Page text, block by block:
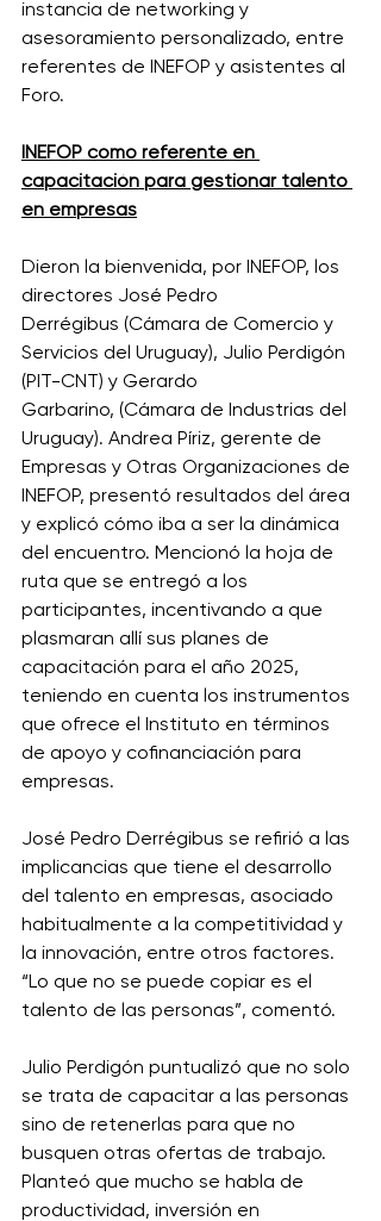
instancia de networking y
asesoramiento personalizado, entre
referentes de INEFOP y asistentes al
Foro.
INEFOP como referente en
capacitación para gestionar talento
en empresas
Dieron la bienvenida, por INEFOP, los
directores José Pedro
Derrégibus (Cámara de Comercio y
Servicios del Uruguay), Julio Perdigón
(PIT-CNT) y Gerardo
Garbarino, (Cámara de Industrias del
Uruguay). Andrea Píriz, gerente de
Empresas y Otras Organizaciones de
INEFOP, presentó resultados del área
y explicó cómo iba a ser la dinámica
del encuentro. Mencionó la hoja de
ruta que se entregó a los
participantes, incentivando a que
plasmaran allí sus planes de
capacitación para el año 2025,
teniendo en cuenta los instrumentos
que ofrece el Instituto en términos
de apoyo y cofinanciación para
empresas.
José Pedro Derrégibus se refirió a las
implicancias que tiene el desarrollo
del talento en empresas, asociado
habitualmente a la competitividad y
la innovación, entre otros factores.
“Lo que no se puede copiar es el
talento de las personas”, comentó.
Julio Perdigón puntualizó que no solo
se trata de capacitar a las personas
sino de retenerlas para que no
busquen otras ofertas de trabajo.
Planteó que mucho se habla de
productividad, inversión en